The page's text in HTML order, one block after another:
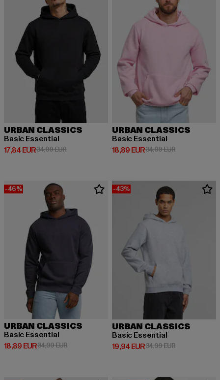
URBAN CLASSICS
Basic Essential
17,84 EUR
Derzeitiger Preis: 17,84 EUR
34,99 EURAktionspreis: 34,99 EUR
URBAN CLASSICS
Basic Essential
18,89 EUR
Derzeitiger Preis: 18,89 EUR
34,99 EURAktionspreis:
-46%
URBAN CLASSICS
Basic Essential
18,89 EUR
Derzeitiger Preis: 18,89 EUR
34,99 EURAktionspreis: 34,99 EUR
-43%
URBAN CLASSICS
Basic Essential
19,94 EUR
Derzeitiger Preis: 19,94 EUR
34,99 EURAktionspreis: